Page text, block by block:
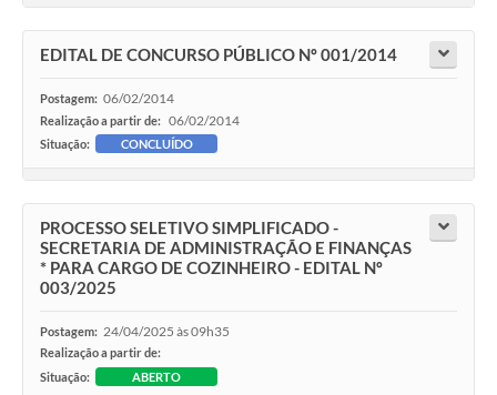
EDITAL DE CONCURSO PÚBLICO Nº 001/2014
Postagem: 06/02/2014
Realização a partir de: 06/02/2014
Situação: CONCLUÍDO
PROCESSO SELETIVO SIMPLIFICADO -
SECRETARIA DE ADMINISTRAÇÃO E FINANÇAS
* PARA CARGO DE COZINHEIRO - EDITAL Nº
003/2025
Postagem: 24/04/2025 às 09h35
Realização a partir de:
Situação:
ABERTO